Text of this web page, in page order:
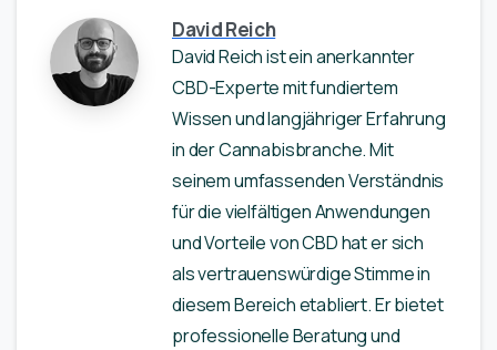
David Reich
David Reich ist ein anerkannter
CBD-Experte mit fundiertem
Wissen und langjähriger Erfahrung
in der Cannabisbranche. Mit
seinem umfassenden Verständnis
für die vielfältigen Anwendungen
und Vorteile von CBD hat er sich
als vertrauenswürdige Stimme in
diesem Bereich etabliert. Er bietet
professionelle Beratung und